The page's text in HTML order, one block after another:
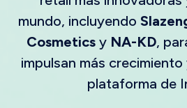
mundo, incluyendo
Cosmetics y NA-KD,
impulsan más
plataforma de